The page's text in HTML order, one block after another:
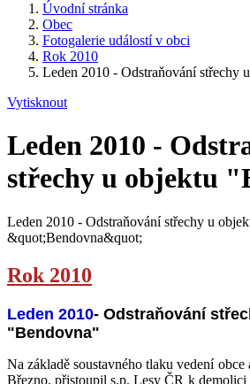
Úvodní stránka
Obec
Fotogalerie událostí v obci
Rok 2010
Leden 2010 - Odstraňování střechy
Vytisknout
Leden 2010 -
střechy u objektu
Leden 2010 - Odstraňování střechy u
&quot;Bendovna&quot;
Rok 2010
Leden 2010- Odstraňování
"Bendovna"
Na základě soustavného tlaku vedení
Březno, přistoupil s.p. Lesy ČR k